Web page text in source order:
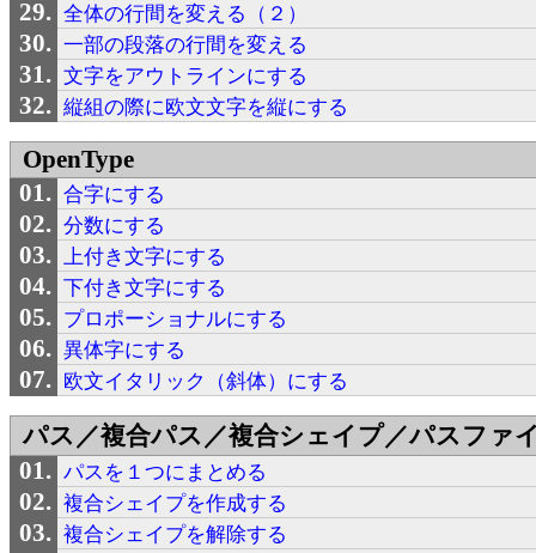
全体の行間を変える（２）
一部の段落の行間を変える
文字をアウトラインにする
縦組の際に欧文文字を縦にする
OpenType
合字にする
分数にする
上付き文字にする
下付き文字にする
プロポーショナルにする
異体字にする
欧文イタリック（斜体）にする
パス／複合パス／複合シェイプ／パスファ
パスを１つにまとめる
複合シェイプを作成する
複合シェイプを解除する